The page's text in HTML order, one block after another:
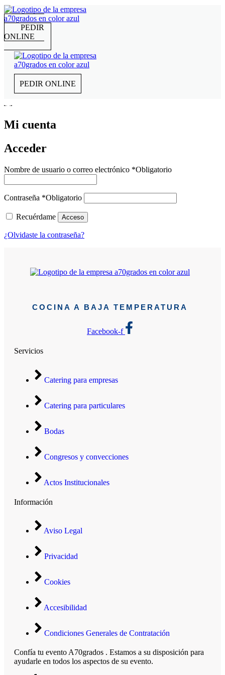
PEDIR
ONLINE
PEDIR ONLINE
Mi cuenta
Acceder
Nombre de usuario o correo electrónico *Obligatorio
Contraseña *Obligatorio
Recuérdame Acceso
¿Olvidaste la contraseña?
COCINA A BAJA TEMPERATURA
Facebook-f
Servicios
Catering para empresas
Catering para particulares
Bodas
Congresos y convecciones
Actos Institucionales
Información
Aviso Legal
Privacidad
Cookies
Accesibilidad
Condiciones Generales de Contratación
Confía tu evento A70grados . Estamos a su disposición para
ayudarle en todos los aspectos de su evento.